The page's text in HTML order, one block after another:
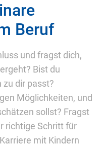
Beruf
und fragst dich,
Bist du
zu dir passt?
Möglichkeiten, und
sollst? Fragst
richtige Schritt für
mit Kindern